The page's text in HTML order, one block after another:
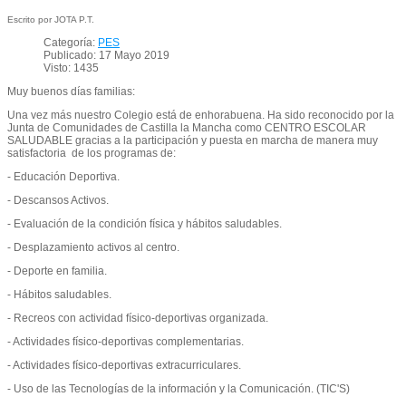
Escrito por JOTA P.T.
Categoría: PES
Publicado: 17 Mayo 2019
Visto: 1435
Muy buenos días familias:
Una vez más nuestro Colegio está de enhorabuena. Ha sido reconocido por la
Junta de Comunidades de Castilla la Mancha como CENTRO ESCOLAR
SALUDABLE gracias a la participación y puesta en marcha de manera muy
satisfactoria de los programas de:
- Educación Deportiva.
- Descansos Activos.
- Evaluación de la condición física y hábitos saludables.
- Desplazamiento activos al centro.
- Deporte en familia.
- Hábitos saludables.
- Recreos con actividad físico-deportivas organizada.
- Actividades físico-deportivas complementarias.
- Actividades físico-deportivas extracurriculares.
- Uso de las Tecnologías de la información y la Comunicación. (TIC'S)